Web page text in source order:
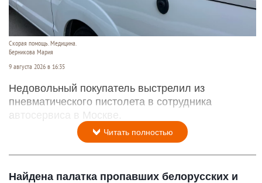
Скорая помощь. Медицина.
Берникова Мария
9 августа 2026 в 16:35
Недовольный покупатель выстрелил из
пневматического пистолета в сотрудника
автосервиса в Москве.
Читать полностью
Найдена палатка пропавших белорусских и